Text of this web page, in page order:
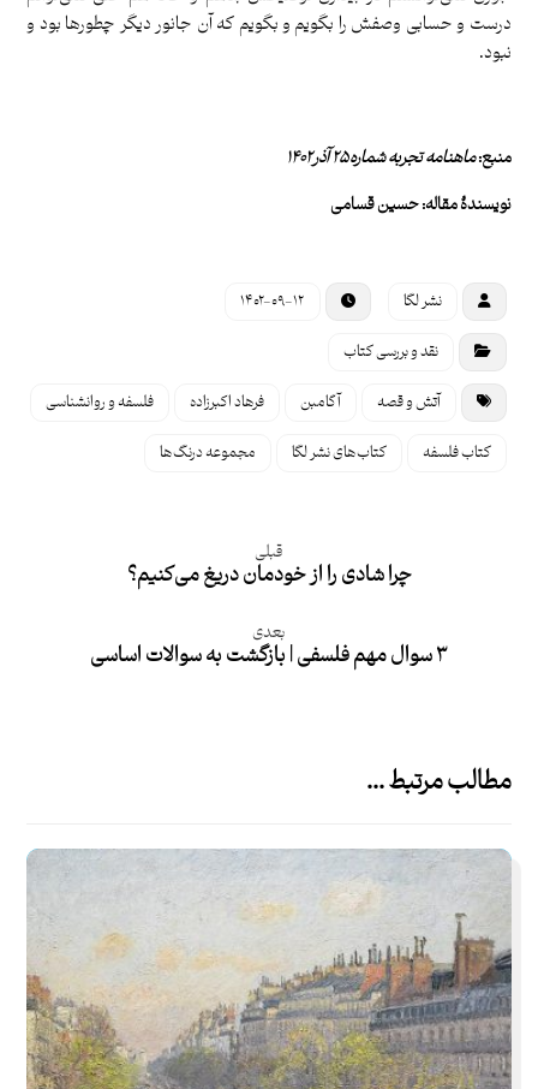
درست و حسابی وصفش را بگویم و بگویم که آن جانور دیگر چطورها بود و
نبود.
منبع:ماهنامه تجربه شماره ۲۵ آذر ۱۴۰۲
نویسندۀ مقاله:حسین قسامی
نشر لگا ۱۴۰۲-۰۹-۱۲
نقد و بررسی کتاب
آتش و قصه آگامبن فرهاد اکبرزاده فلسفه و روانشناسی
کتاب فلسفه کتاب‌های نشر لگا مجموعه درنگ‌ها
قبلی
چرا شادی را از خودمان دریغ می‌کنیم؟
بعدی
۳ سوال مهم فلسفی | بازگشت به سوالات اساسی
مطالب مرتبط ...